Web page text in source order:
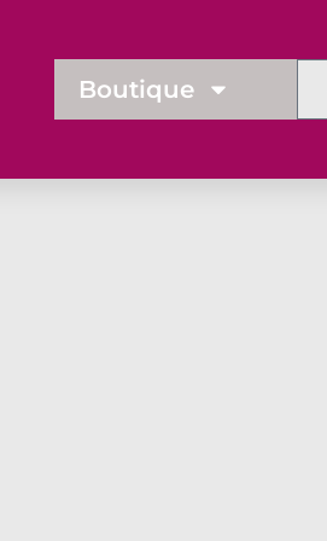
Boutique